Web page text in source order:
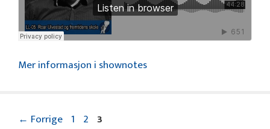
Mer informasjon i shownotes
← Forrige Side
1 Side
2 Side
3